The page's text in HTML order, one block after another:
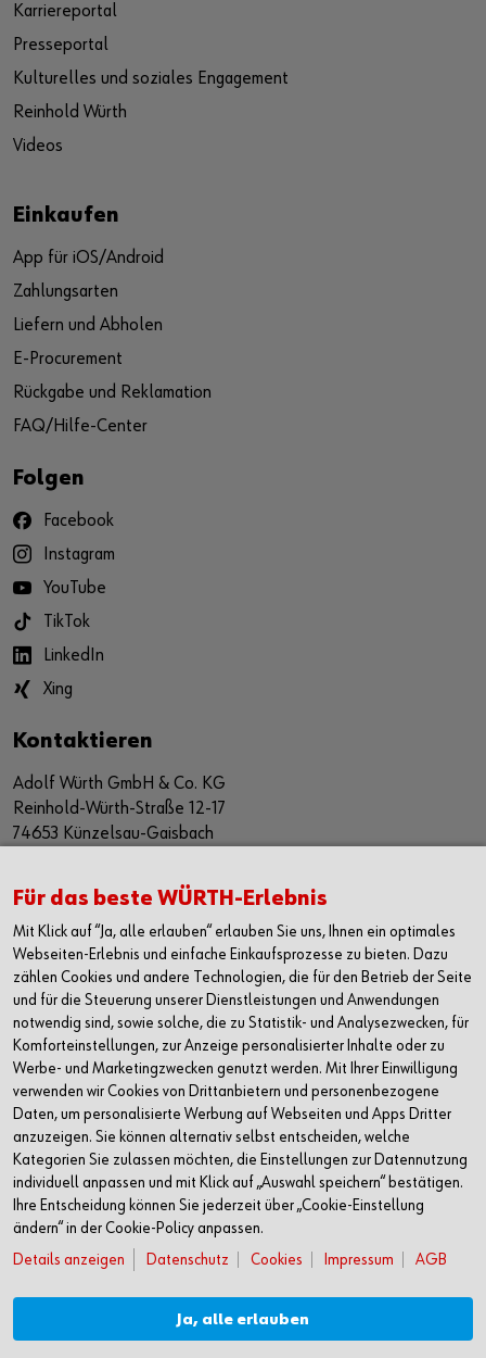
Jetzt bewerben
Karriereportal
Presseportal
Kulturelles und soziales Engagement
Reinhold Würth
Videos
Einkaufen
App für iOS/Android
Zahlungsarten
Liefern und Abholen
E-Procurement
Rückgabe und Reklamation
FAQ/Hilfe-Center
Folgen
Facebook
Instagram
YouTube
TikTok
LinkedIn
Xing
Kontaktieren
Adolf Würth GmbH & Co. KG
Reinhold-Würth-Straße 12-17
74653 Künzelsau-Gaisbach
Alle Kontaktmöglichkeiten
+49 7940 15-2400
info@wuerth.com
Verkauf nur an Unternehmer, Gewerbetreibende, Freiberufler und öffentliche
Für das beste WÜRTH-Erlebnis
Mit Klick auf “Ja, alle erlauben“ erlauben Sie uns, Ihnen ein optimales
Webseiten-Erlebnis und einfache Einkaufsprozesse zu bieten. Dazu
zählen Cookies und andere Technologien, die für den Betrieb der Seite
und für die Steuerung unserer Dienstleistungen und Anwendungen
notwendig sind, sowie solche, die zu Statistik- und Analysezwecken, für
Komforteinstellungen, zur Anzeige personalisierter Inhalte oder zu
Werbe- und Marketingzwecken genutzt werden. Mit Ihrer Einwilligung
verwenden wir Cookies von Drittanbietern und personenbezogene
Daten, um personalisierte Werbung auf Webseiten und Apps Dritter
anzuzeigen. Sie können alternativ selbst entscheiden, welche
Kategorien Sie zulassen möchten, die Einstellungen zur Datennutzung
individuell anpassen und mit Klick auf „Auswahl speichern“ bestätigen.
Ihre Entscheidung können Sie jederzeit über „Cookie-Einstellung
ändern“ in der Cookie-Policy anpassen.
Details anzeigen
Datenschutz Cookies Impressum AGB
Ja, alle erlauben